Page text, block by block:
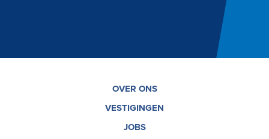
OVER ONS
VESTIGINGEN
JOBS